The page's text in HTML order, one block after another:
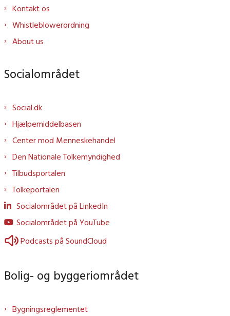
Kontakt os
Whistleblowerordning
About us
Socialområdet
Social.dk
Hjælpemiddelbasen
Center mod Menneskehandel
Den Nationale Tolkemyndighed
Tilbudsportalen
Tolkeportalen
Socialområdet på LinkedIn
Socialområdet på YouTube
Podcasts på SoundCloud
Bolig- og byggeriområdet
Bygningsreglementet